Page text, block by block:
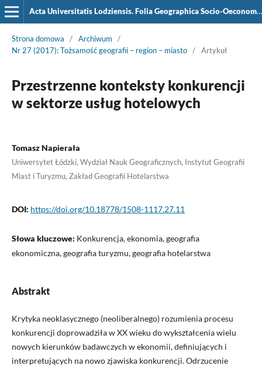
Acta Universitatis Lodziensis. Folia Geographica Socio-Oeconomica
Strona domowa / Archiwum
/
Nr 27 (2017): Tożsamość geografii – region – miasto / Artykuł
Przestrzenne konteksty konkurencji
w sektorze usług hotelowych
Tomasz Napierała
Uniwersytet Łódzki, Wydział Nauk Geograficznych, Instytut Geografii
Miast i Turyzmu, Zakład Geografii Hotelarstwa
DOI: https://doi.org/10.18778/1508-1117.27.11
Słowa kluczowe: Konkurencja, ekonomia, geografia
ekonomiczna, geografia turyzmu, geografia hotelarstwa
Abstrakt
Krytyka neoklasycznego (neoliberalnego) rozumienia procesu
konkurencji doprowadziła w XX wieku do wykształcenia wielu
nowych kierunków badawczych w ekonomii, definiujących i
interpretujących na nowo zjawiska konkurencji. Odrzucenie